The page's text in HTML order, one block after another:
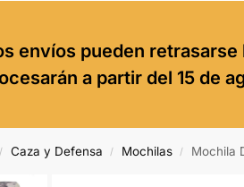
envíos pueden
a partir del 15 de
/ Caza y Defensa / Mochilas / Mochila